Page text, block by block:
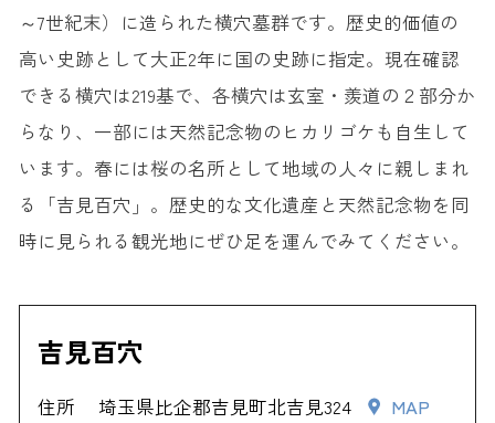
～7世紀末）に造られた横穴墓群です。歴史的価値の
高い史跡として大正2年に国の史跡に指定。現在確認
できる横穴は219基で、各横穴は玄室・羨道の２部分か
らなり、一部には天然記念物のヒカリゴケも自生して
います。春には桜の名所として地域の人々に親しまれ
る「吉見百穴」。歴史的な文化遺産と天然記念物を同
時に見られる観光地にぜひ足を運んでみてください。
吉見百穴
住所 埼玉県比企郡吉見町北吉見324
MAP